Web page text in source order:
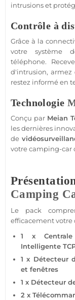
intrusions et
Contrôle à
Grâce à la
votre système
téléphone.
d'intrusion, armez
restez informé en
Technologie
Conçu par Meian
les dernières
de
votrecamping-car
Camping
Le pack
efficacement votre
1 x
Intelligente
1 x Détecteur
et fenêtres
1 x Détecteur
2 x